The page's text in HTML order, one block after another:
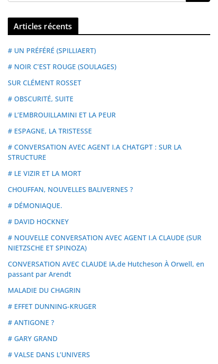
Articles récents
# UN PRÉFÉRÉ (SPILLIAERT)
# NOIR C’EST ROUGE (SOULAGES)
SUR CLÉMENT ROSSET
# OBSCURITÉ, SUITE
# L’EMBROUILLAMINI ET LA PEUR
# ESPAGNE, LA TRISTESSE
# CONVERSATION AVEC AGENT I.A CHATGPT : SUR LA
STRUCTURE
# LE VIZIR ET LA MORT
CHOUFFAN, NOUVELLES BALIVERNES ?
# DÉMONIAQUE.
# DAVID HOCKNEY
# NOUVELLE CONVERSATION AVEC AGENT I.A CLAUDE (SUR
NIETZSCHE ET SPINOZA)
CONVERSATION AVEC CLAUDE IA,de Hutcheson À Orwell, en
passant par Arendt
MALADIE DU CHAGRIN
# EFFET DUNNING-KRUGER
# ANTIGONE ?
# GARY GRAND
# VALSE DANS L’UNIVERS